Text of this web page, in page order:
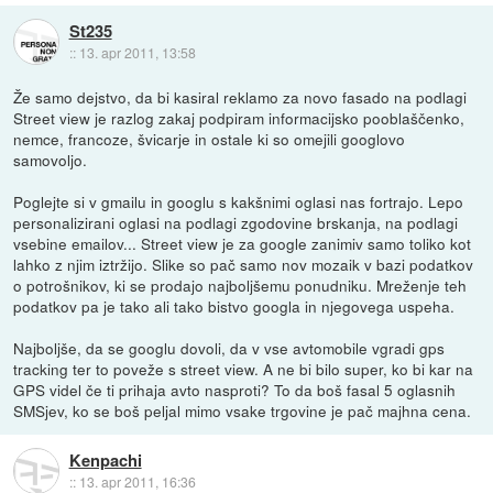
St235
:: 13. apr 2011, 13:58
Že samo dejstvo, da bi kasiral reklamo za novo fasado na podlagi
Street view je razlog zakaj podpiram informacijsko pooblaščenko,
nemce, francoze, švicarje in ostale ki so omejili googlovo
samovoljo.
Poglejte si v gmailu in googlu s kakšnimi oglasi nas fortrajo. Lepo
personalizirani oglasi na podlagi zgodovine brskanja, na podlagi
vsebine emailov... Street view je za google zanimiv samo toliko kot
lahko z njim iztržijo. Slike so pač samo nov mozaik v bazi podatkov
o potrošnikov, ki se prodajo najboljšemu ponudniku. Mreženje teh
podatkov pa je tako ali tako bistvo googla in njegovega uspeha.
Najboljše, da se googlu dovoli, da v vse avtomobile vgradi gps
tracking ter to poveže s street view. A ne bi bilo super, ko bi kar na
GPS videl če ti prihaja avto nasproti? To da boš fasal 5 oglasnih
SMSjev, ko se boš peljal mimo vsake trgovine je pač majhna cena.
Kenpachi
:: 13. apr 2011, 16:36